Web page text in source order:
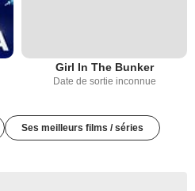
Girl In The Bunker
Date de sortie inconnue
Ses meilleurs films / séries